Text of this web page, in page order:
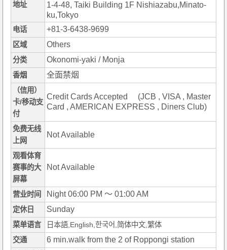
地址
1-4-48, Taiki Building 1F Nishiazabu,Minato-
ku,Tokyo
电话 +81-3-6438-9699
区域 Others
分类 Okonomi-yaki / Monja
香烟 全面禁烟
（信用）
卡/移动支
付
Credit Cards Accepted (JCB , VISA , Master
Card , AMERICAN EXPRESS , Diners Club)
免费无线
上网
Not Available
观看体育
赛事的大
屏幕
Not Available
营业时间 Night 06:00 PM ～ 01:00 AM
定休日 Sunday
菜单语言
日本語,English,한국어,简体中文,繁体
交通
6 min.walk from the 2 of Roppongi station